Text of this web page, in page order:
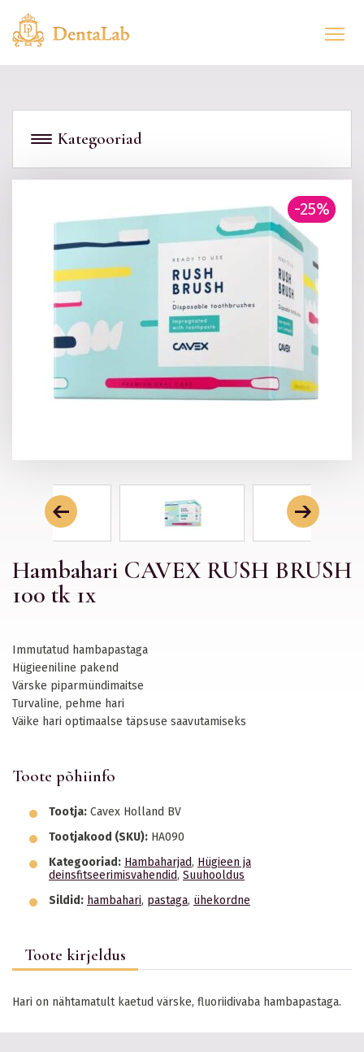
Kategooriad
-25%
Hambahari CAVEX RUSH BRUSH
100 tk 1x
Immutatud hambapastaga
Hügieeniline pakend
Värske piparmündimaitse
Turvaline, pehme hari
Väike hari optimaalse täpsuse saavutamiseks
Toote põhiinfo
Tootja: Cavex Holland BV
Tootjakood (SKU): HA090
Kategooriad: Hambaharjad, Hügieen ja
deinsfitseerimisvahendid, Suuhooldus
Sildid: hambahari, pastaga, ühekordne
Toote kirjeldus
Hari on nähtamatult kaetud värske, fluoriidivaba hambapastaga.